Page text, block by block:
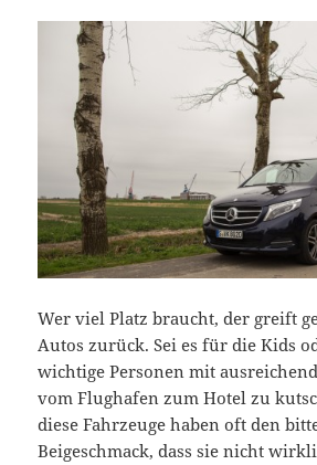
Wer viel Platz braucht, der greift
Autos zurück. Sei es für die Kids
wichtige Personen mit
vom Flughafen zum Hotel zu
diese Fahrzeuge haben oft den
Beigeschmack, dass sie nicht